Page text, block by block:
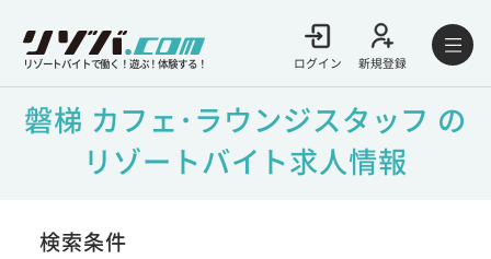
リゾートバイトで働く！遊ぶ！体験する！ ログイン 新規登録
磐梯 カフェ･ラウンジスタッフ の
リゾートバイト求人情報
検索条件